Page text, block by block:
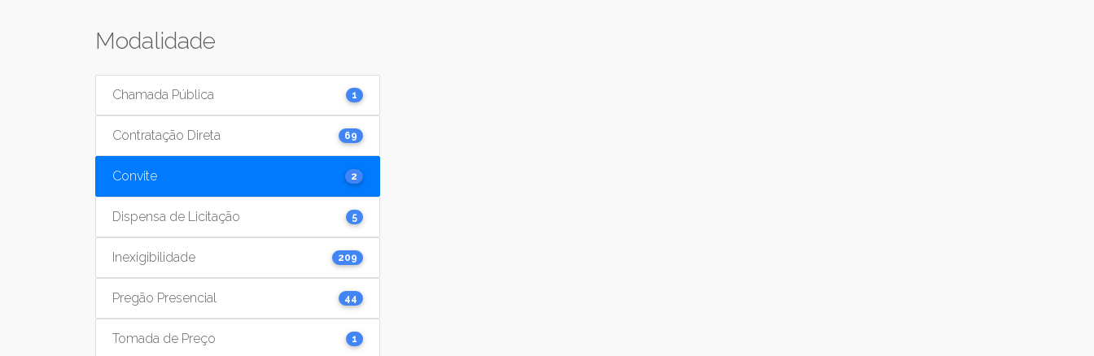
Modalidade
Chamada Pública 1
Contratação Direta 69
Convite 2
Dispensa de Licitação 5
Inexigibilidade 209
Pregão Presencial 44
Tomada de Preço 1